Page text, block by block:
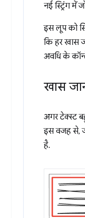
नई स्ट्रिंग में
इस लूप को
कि हर खास
अवधि के
खास
अगर टेक्स्ट
इस वजह से,
है.